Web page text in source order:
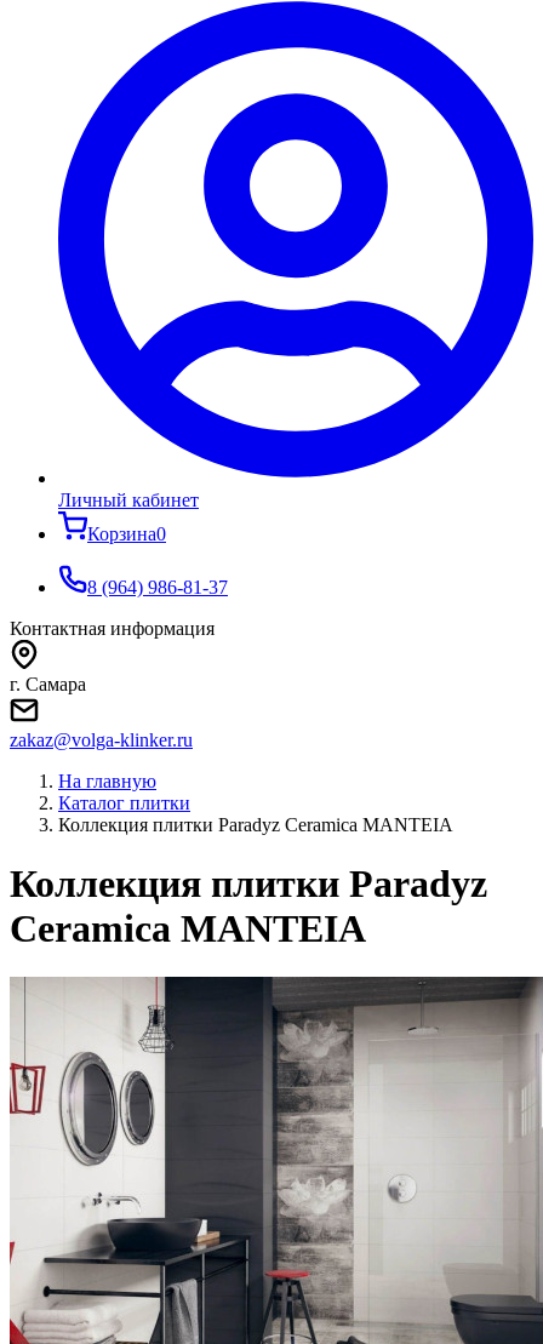
Личный кабинет
Корзина0
8 (964) 986-81-37
Контактная информация
г. Самара
zakaz@volga-klinker.ru
На главную
Каталог плитки
Коллекция плитки Paradyz Ceramica MANTEIA
Коллекция плитки Paradyz
Ceramica MANTEIA